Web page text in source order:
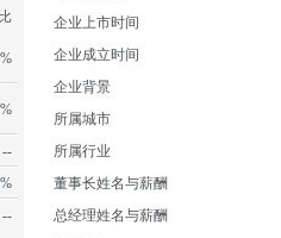
--
--
企业上市时间
企业成立时间
企业背景
所属城市
所属行业
董事长姓名与薪酬
总经理姓名与薪酬